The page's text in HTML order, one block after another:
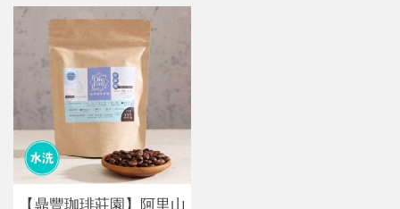
【鼎豐珈琲莊園】阿里山